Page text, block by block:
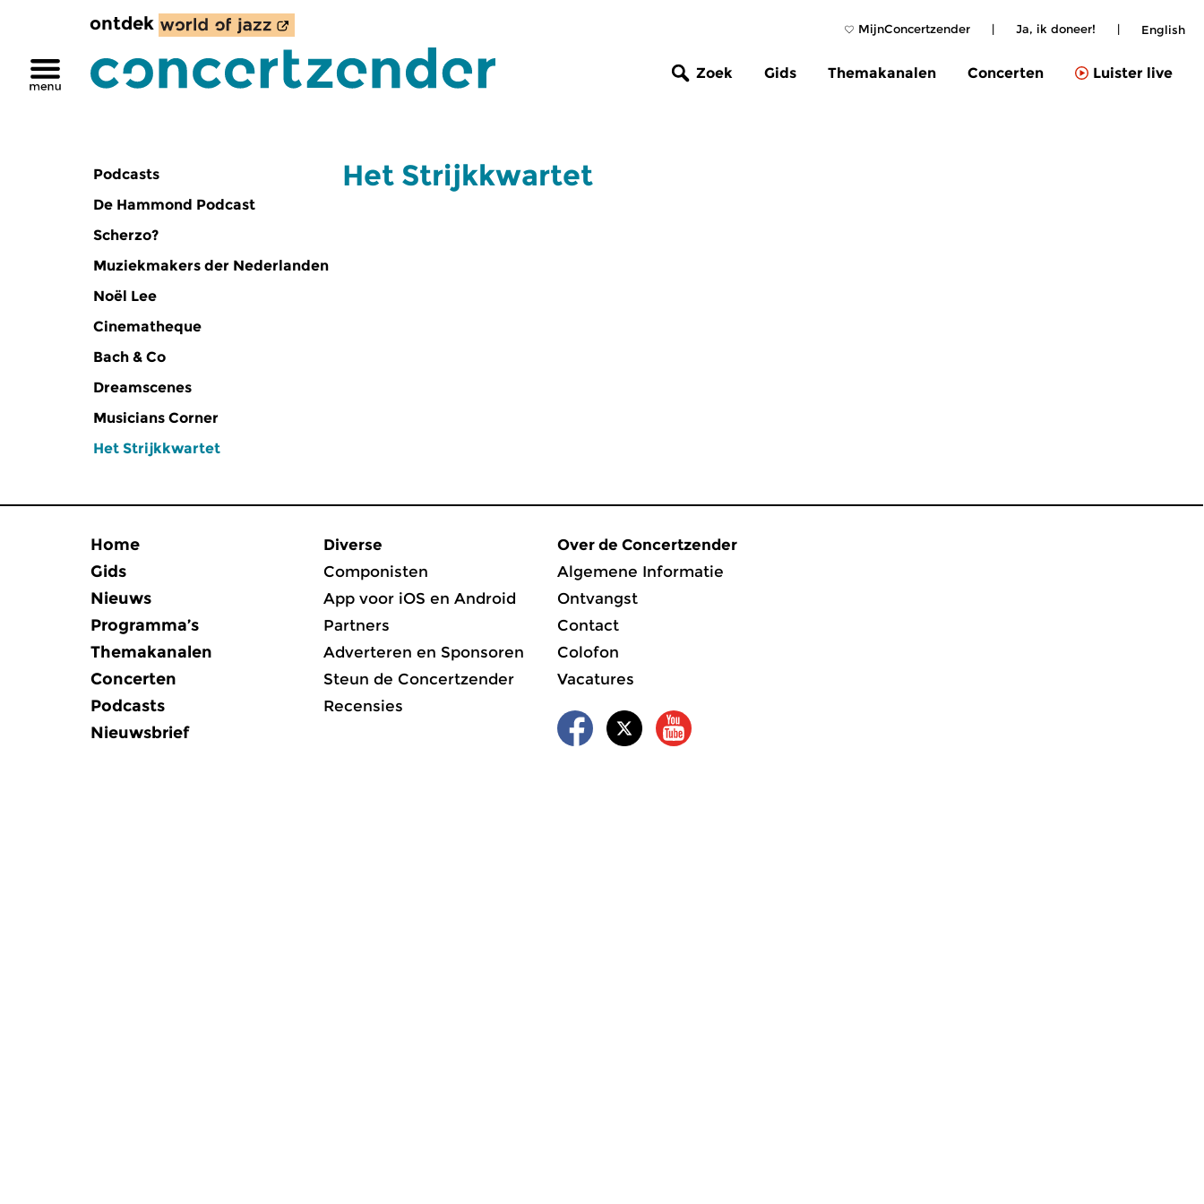
MijnConcertzender | Ja, ik doneer! | English
ontdek
Zoek Gids Themakanalen Concerten Luister live
Podcasts
De Hammond Podcast
Scherzo?
Muziekmakers der Nederlanden
Noël Lee
Cinematheque
Bach & Co
Dreamscenes
Musicians Corner
Het Strijkkwartet
Het Strijkkwartet
Home
Gids
Nieuws
Programma’s
Themakanalen
Concerten
Podcasts
Nieuwsbrief
Diverse
Componisten
App voor iOS en Android
Partners
Adverteren en Sponsoren
Steun de Concertzender
Recensies
Over de Concertzender
Algemene Informatie
Ontvangst
Contact
Colofon
Vacatures